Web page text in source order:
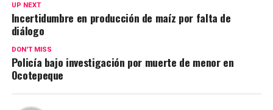
UP NEXT
Incertidumbre en producción de maíz por falta de
diálogo
DON'T MISS
Policía bajo investigación por muerte de menor en
Ocotepeque